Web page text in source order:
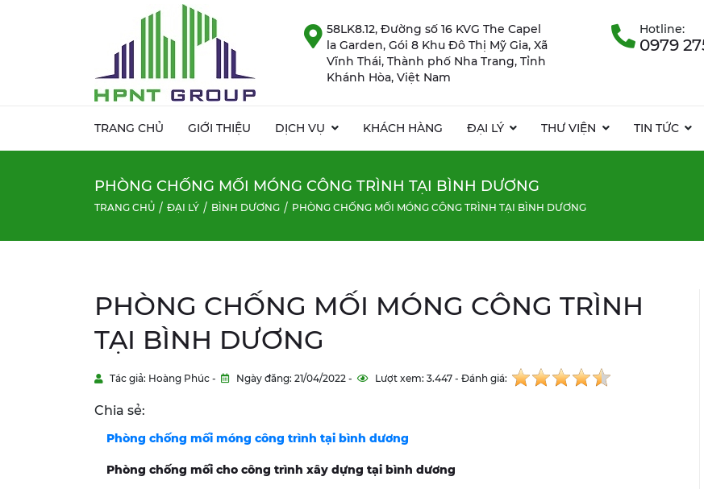
TRANG CHỦ GIỚI THIỆU DỊCH VỤ KHÁCH HÀNG ĐẠI LÝ THƯ VIỆN TIN TỨC
58LK8.12, Đường số 16 KVG The Capel
la Garden, Gói 8 Khu Đô Thị Mỹ Gia, Xã
Vĩnh Thái, Thành phố Nha Trang, Tỉnh
Khánh Hòa, Việt Nam
Hotline:
0979
PHÒNG CHỐNG MỐI MÓNG CÔNG TRÌNH TẠI BÌNH DƯƠNG
TRANG CHỦ ĐẠI LÝ BÌNH DƯƠNG PHÒNG CHỐNG MỐI MÓNG CÔNG TRÌNH TẠI BÌNH DƯƠNG
PHÒNG CHỐNG MỐI MÓNG CÔNG TRÌNH
TẠI BÌNH DƯƠNG
Tác giả: Hoàng Phúc - Ngày đăng: 21/04/2022 - Lượt xem: 3.447 - Đánh giá:
Chia sẻ:
Phòng chống mối móng công trình tại bình dương
Phòng chống mối cho công trình xây dựng tại bình dương